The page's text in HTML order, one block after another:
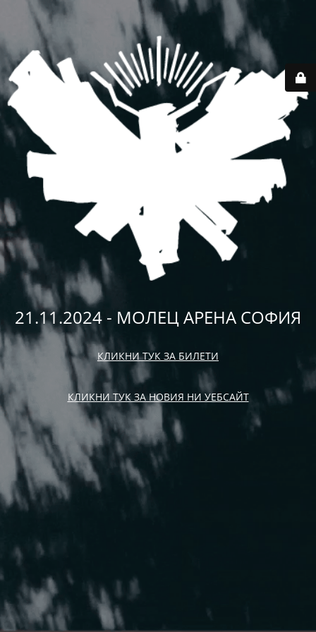
21.11.2024 - МОЛЕЦ АРЕНА СОФИЯ
КЛИКНИ ТУК ЗА БИЛЕТИ
КЛИКНИ ТУК ЗА НОВИЯ НИ УЕБСАЙТ